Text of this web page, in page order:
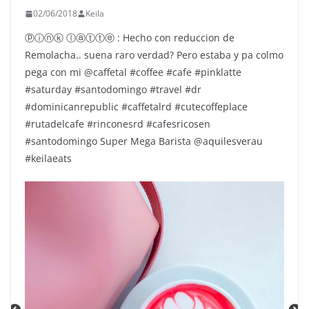
02/06/2018 Keila
ⓟⓘⓝⓚ ⓛⓐⓣⓣⓔ : Hecho con reduccion de
Remolacha.. suena raro verdad? Pero estaba y pa colmo
pega con mi @caffetal #coffee #cafe #pinklatte
#saturday #santodomingo #travel #dr
#dominicanrepublic #caffetalrd #cutecoffeplace
#rutadelcafe #rinconesrd #cafesricosen
#santodomingo Super Mega Barista @aquilesverau
#keilaeats